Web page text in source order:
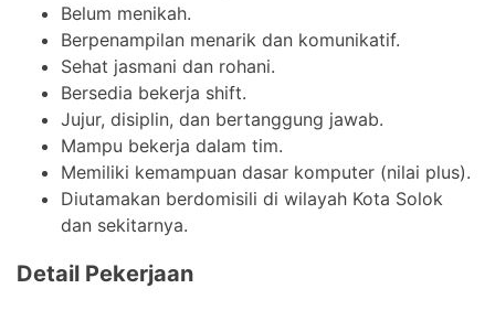
Belum menikah.
Berpenampilan menarik dan komunikatif.
Sehat jasmani dan rohani.
Bersedia bekerja shift.
Jujur, disiplin, dan bertanggung jawab.
Mampu bekerja dalam tim.
Memiliki kemampuan dasar komputer (nilai plus).
Diutamakan berdomisili di wilayah Kota Solok
dan sekitarnya.
Detail Pekerjaan